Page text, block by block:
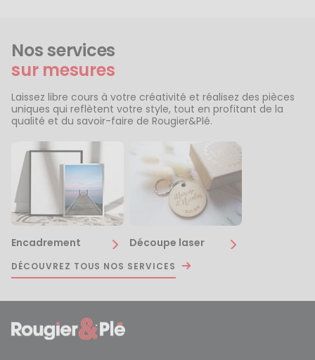
Nos services
sur mesures
Laissez libre cours à votre créativité et réalisez des pièces
uniques qui reflètent votre style, tout en profitant de la
qualité et du savoir-faire de Rougier&Plé.
Encadrement Découpe laser
DÉCOUVREZ TOUS NOS SERVICES